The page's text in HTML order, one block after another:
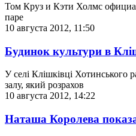
Том Круз и Кэти Холмс
паре
10 августа 2012, 11:50
Будинок культури в
У селі Клішківці
залу, який розрахов
10 августа 2012, 14:22
Наташа Королева